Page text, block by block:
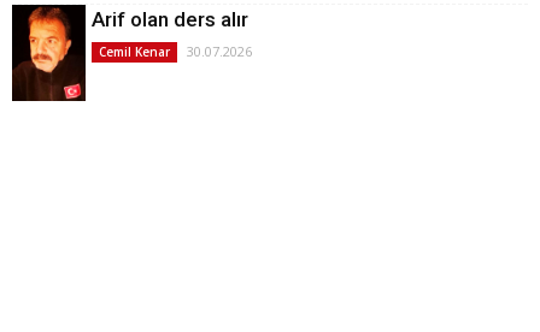
Arif olan ders alır
Cemil Kenar 30.07.2026